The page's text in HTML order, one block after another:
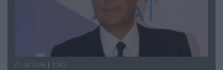
01.08.2026 | 20:02